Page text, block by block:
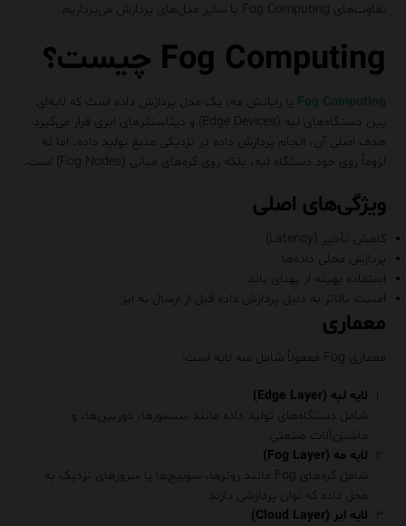
تفاوت‌های Fog Computing با سایر مدل‌های پردازش می‌پردازیم.
Fog Computing چیست؟
Fog Computing یا رایانش مه، یک مدل پردازش داده است که لایه‌ای
بین دستگاه‌های لبه (Edge Devices) و دیتاسنترهای ابری قرار می‌گیرد.
هدف اصلی آن، انجام پردازش داده در نزدیکی منبع تولید داده، اما نه
لزوماً روی خود دستگاه لبه، بلکه روی گره‌های میانی (Fog Nodes) است.
ویژگی‌های اصلی
کاهش تأخیر (Latency)
پردازش محلی داده‌ها
استفاده بهینه از پهنای باند
امنیت بالاتر به دلیل پردازش داده قبل از ارسال به ابر
معماری
معماری Fog معمولاً شامل سه لایه است:
لایه لبه (Edge Layer)
شامل دستگاه‌های تولید داده مانند سنسورها، دوربین‌ها، و
ماشین‌آلات صنعتی.
لایه مه (Fog Layer)
شامل گره‌های Fog مانند روترها، سوییچ‌ها یا سرورهای نزدیک به
محل داده که توان پردازشی دارند.
لایه ابر (Cloud Layer)